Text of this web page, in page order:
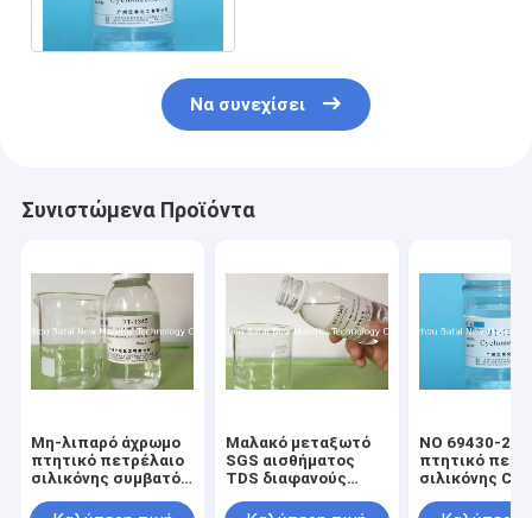
Να συνεχίσει
Συνιστώμενα Προϊόντα
Μη-λιπαρό άχρωμο
πτητικό πετρέλαιο
σιλικόνης συμβατό
συστατικά
Μαλακό μεταξωτό
SGS αισθήματος
TDS διαφανούς
δέρματος
ΝΟ 69430-24-
πτητικό
σιλικόνης